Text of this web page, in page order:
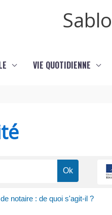
VIE QUOTIDIENNE
notaire : de quoi s'agit-il ?